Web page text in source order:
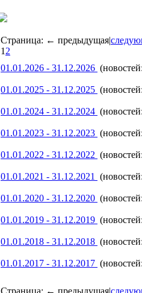
Страница: ← предыдущая|
12
01.01.2026 - 31.12.2026
01.01.2025 - 31.12.2025
01.01.2024 - 31.12.2024
01.01.2023 - 31.12.2023
01.01.2022 - 31.12.2022
01.01.2021 - 31.12.2021
01.01.2020 - 31.12.2020
01.01.2019 - 31.12.2019
01.01.2018 - 31.12.2018
01.01.2017 - 31.12.2017